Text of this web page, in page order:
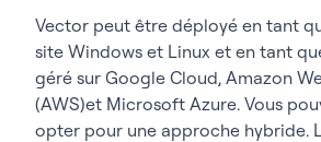
Vector peut être déployé en tant
site Windows et Linux et en tant
géré sur Google Cloud, Amazon
(AWS)et Microsoft Azure. Vous
opter pour une approche hybride.